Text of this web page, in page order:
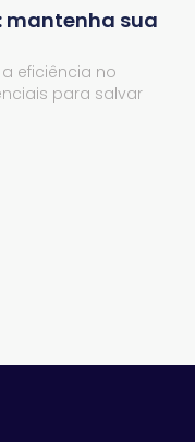
mantenha sua
eficiência no
para salvar